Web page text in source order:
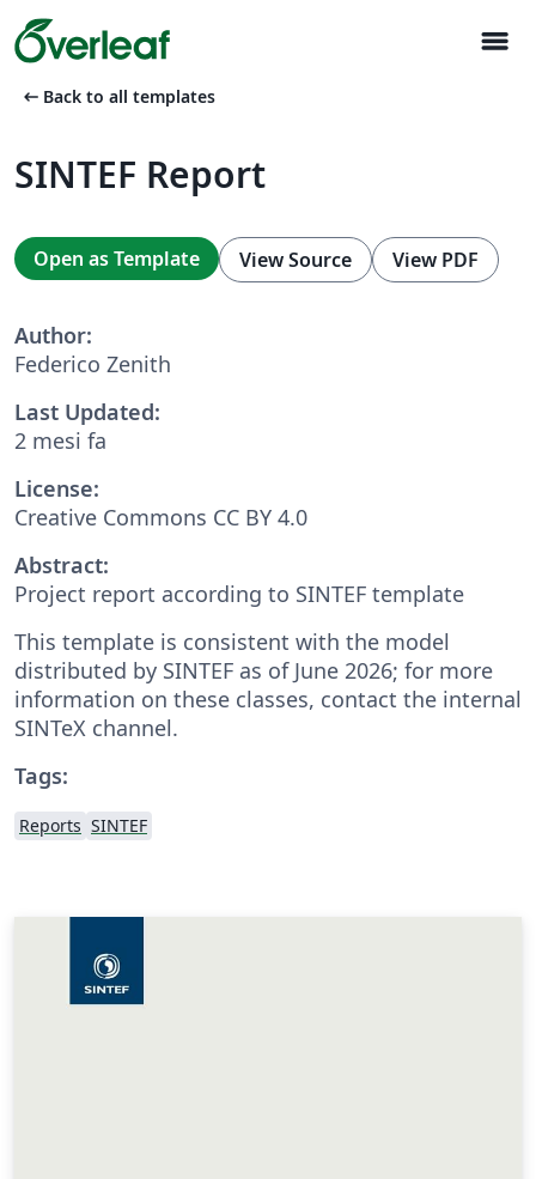
menu
arrow_left_alt Back to all templates
SINTEF Report
Open as Template View Source View PDF
Author:
Federico Zenith
Last Updated:
2 mesi fa
License:
Creative Commons CC BY 4.0
Abstract:
Project report according to SINTEF template
This template is consistent with the model
distributed by SINTEF as of June 2026; for more
information on these classes, contact the internal
SINTeX channel.
Tags:
Reports SINTEF